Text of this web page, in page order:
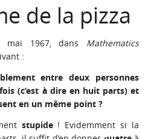
de la pizza
mai 1967, dans Mathematics
:
entre deux personnes
(c’est à dire en huit parts) et
en un même point ?
stupide! Evidemment si la